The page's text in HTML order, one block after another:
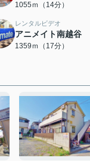
1055ｍ（14分）
レンタルビデオ
アニメイト南越谷
1359ｍ（17分）